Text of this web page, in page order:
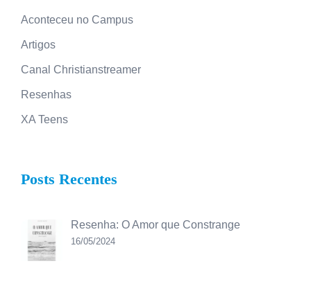
Aconteceu no Campus
Artigos
Canal Christianstreamer
Resenhas
XA Teens
Posts Recentes
Resenha: O Amor que Constrange
16/05/2024